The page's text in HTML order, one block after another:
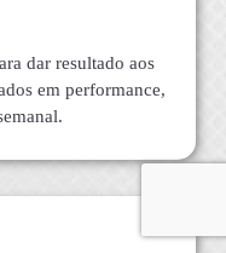
dar resultado aos
em performance,